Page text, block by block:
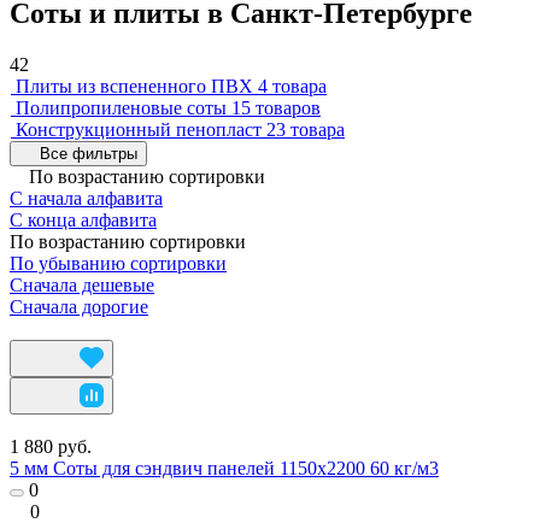
Соты и плиты в Санкт-Петербурге
42
Плиты из вспененного ПВХ 4 товара
Полипропиленовые соты 15 товаров
Конструкционный пенопласт 23 товара
Все фильтры
По возрастанию сортировки
С начала алфавита
С конца алфавита
По возрастанию сортировки
По убыванию сортировки
Сначала дешевые
Сначала дорогие
1 880 руб.
5 мм Соты для сэндвич панелей 1150х2200 60 кг/м3
0
0